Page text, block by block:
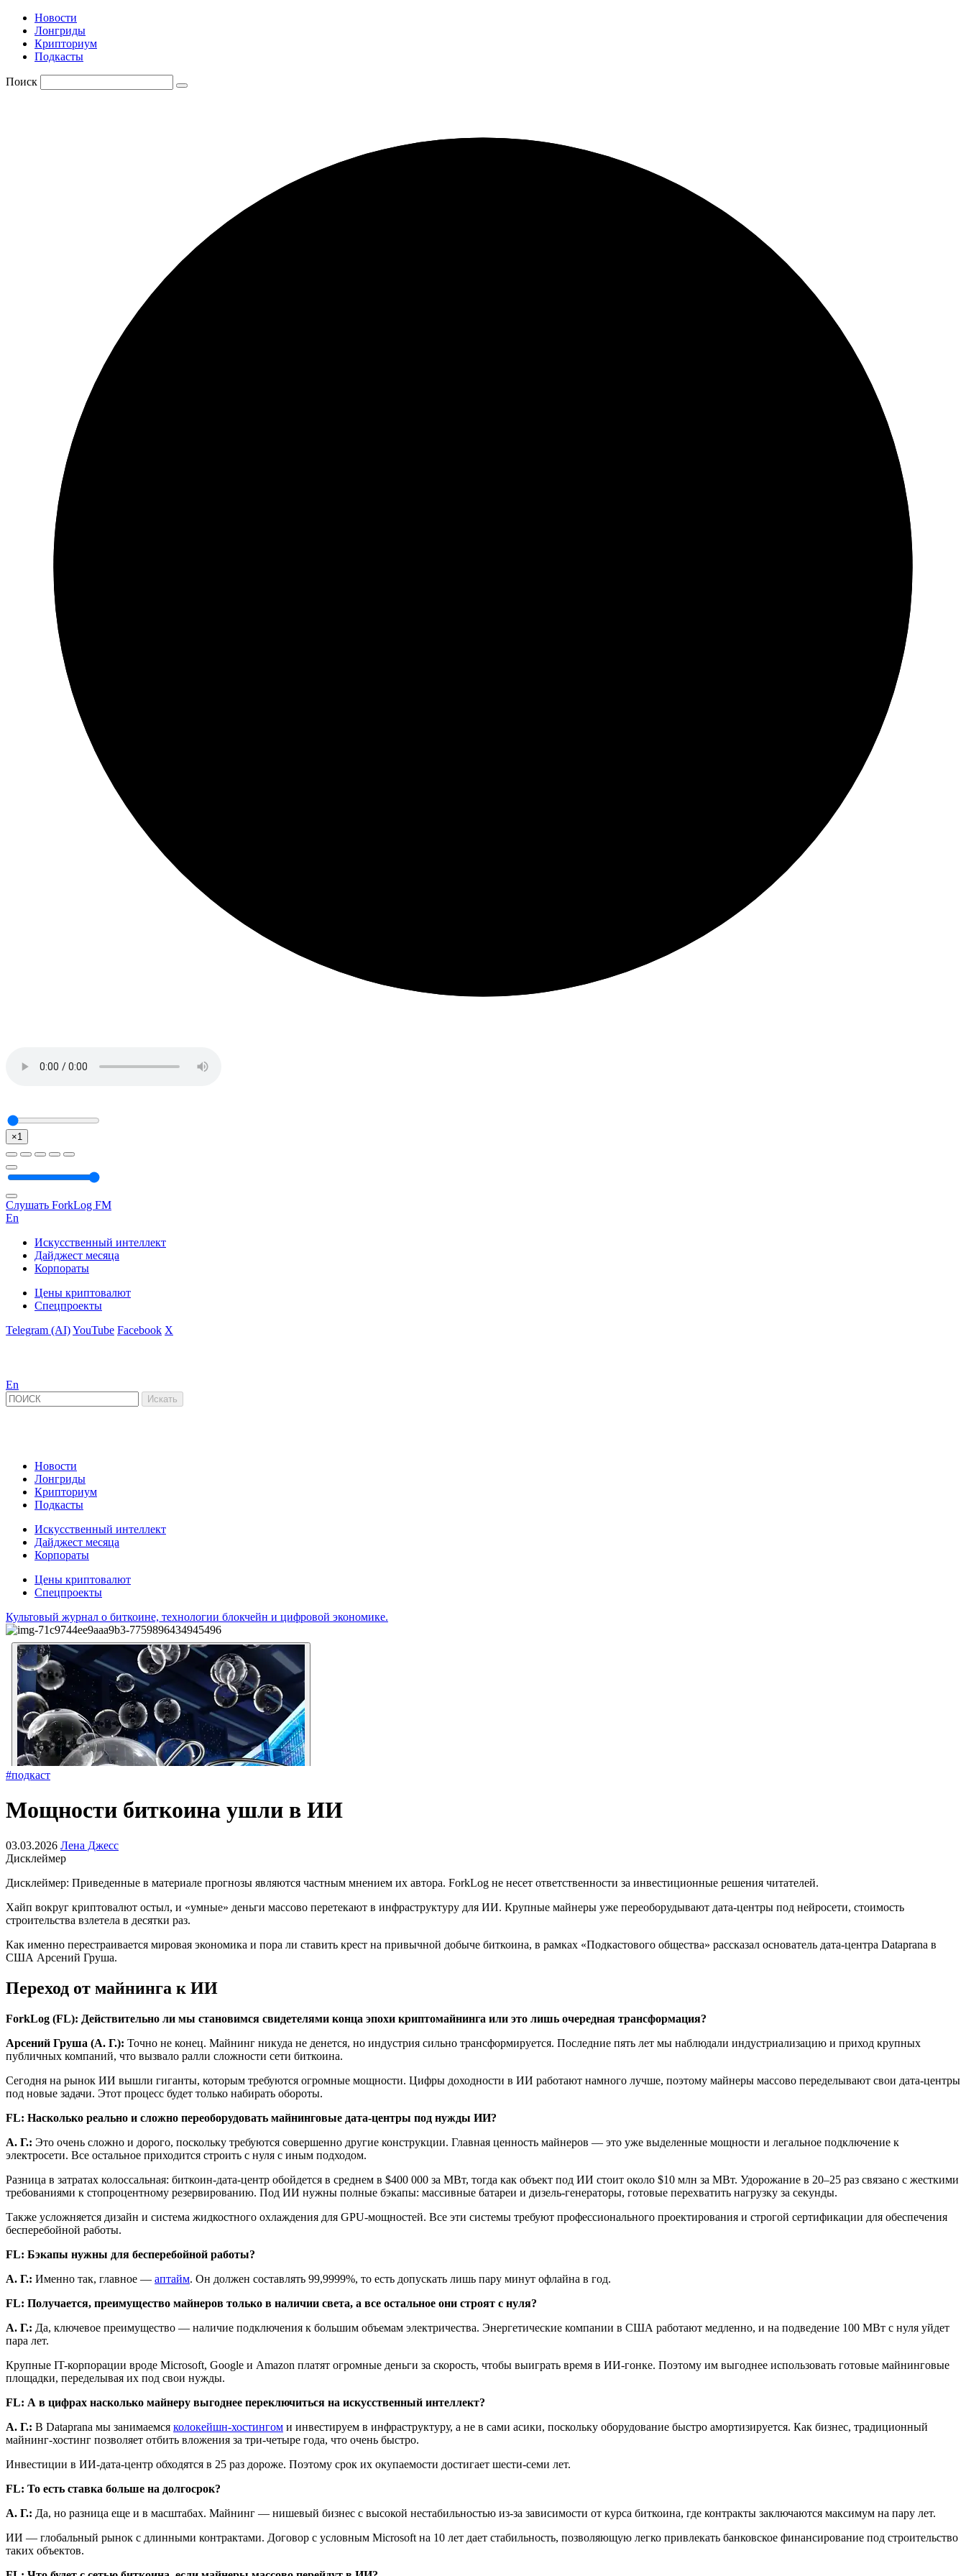
Новости
Лонгриды
Крипториум
Подкасты
Поиск
×1
Слушать ForkLog FM
En
Искусственный интеллект
Дайджест месяца
Корпораты
Цены криптовалют
Спецпроекты
Telegram (AI)YouTube Facebook X
En
Новости
Лонгриды
Крипториум
Подкасты
Искусственный интеллект
Дайджест месяца
Корпораты
Цены криптовалют
Спецпроекты
Культовый журнал о биткоине, технологии блокчейн и цифровой экономике.
#подкаст
Мощности биткоина ушли в ИИ
03.03.2026 Лена Джесс
Дисклеймер
Дисклеймер: Приведенные в материале прогнозы являются частным мнением их автора. ForkLog не несет ответственности за инвестиционные решения читателей.
Хайп вокруг криптовалют остыл, и «умные» деньги массово перетекают в инфраструктуру для ИИ. Крупные майнеры уже переоборудывают дата-центры под нейросети, стоимость
строительства взлетела в десятки раз.
Как именно перестраивается мировая экономика и пора ли ставить крест на привычной добыче биткоина, в рамках «Подкастового общества» рассказал основатель дата-центра Dataprana в
США Арсений Груша.
Переход от майнинга к ИИ
ForkLog (FL): Действительно ли мы становимся свидетелями конца эпохи криптомайнинга или это лишь очередная трансформация?
Арсений Груша (А. Г.): Точно не конец. Майнинг никуда не денется, но индустрия сильно трансформируется. Последние пять лет мы наблюдали индустриализацию и приход крупных
публичных компаний, что вызвало ралли сложности сети биткоина.
Сегодня на рынок ИИ вышли гиганты, которым требуются огромные мощности. Цифры доходности в ИИ работают намного лучше, поэтому майнеры массово переделывают свои дата-центры
под новые задачи. Этот процесс будет только набирать обороты.
FL: Насколько реально и сложно переоборудовать майнинговые дата-центры под нужды ИИ?
А. Г.: Это очень сложно и дорого, поскольку требуются совершенно другие конструкции. Главная ценность майнеров — это уже выделенные мощности и легальное подключение к
электросети. Все остальное приходится строить с нуля с иным подходом.
Разница в затратах колоссальная: биткоин-дата-центр обойдется в среднем в $400 000 за МВт, тогда как объект под ИИ стоит около $10 млн за МВт. Удорожание в 20–25 раз связано с жесткими
требованиями к стопроцентному резервированию. Под ИИ нужны полные бэкапы: массивные батареи и дизель-генераторы, готовые перехватить нагрузку за секунды.
Также усложняется дизайн и система жидкостного охлаждения для GPU-мощностей. Все эти системы требуют профессионального проектирования и строгой сертификации для обеспечения
бесперебойной работы.
FL: Бэкапы нужны для бесперебойной работы?
А. Г.: Именно так, главное — аптайм. Он должен составлять 99,9999%, то есть допускать лишь пару минут офлайна в год.
FL: Получается, преимущество майнеров только в наличии света, а все остальное они строят с нуля?
А. Г.: Да, ключевое преимущество — наличие подключения к большим объемам электричества. Энергетические компании в США работают медленно, и на подведение 100 МВт с нуля уйдет
пара лет.
Крупные IT-корпорации вроде Microsoft, Google и Amazon платят огромные деньги за скорость, чтобы выиграть время в ИИ-гонке. Поэтому им выгоднее использовать готовые майнинговые
площадки, переделывая их под свои нужды.
FL: А в цифрах насколько майнеру выгоднее переключиться на искусственный интеллект?
А. Г.: В Dataprana мы занимаемся колокейшн-хостингом и инвестируем в инфраструктуру, а не в сами асики, поскольку оборудование быстро амортизируется. Как бизнес, традиционный
майнинг-хостинг позволяет отбить вложения за три-четыре года, что очень быстро.
Инвестиции в ИИ-дата-центр обходятся в 25 раз дороже. Поэтому срок их окупаемости достигает шести-семи лет.
FL: То есть ставка больше на долгосрок?
А. Г.: Да, но разница еще и в масштабах. Майнинг — нишевый бизнес с высокой нестабильностью из-за зависимости от курса биткоина, где контракты заключаются максимум на пару лет.
ИИ — глобальный рынок с длинными контрактами. Договор с условным Microsoft на 10 лет дает стабильность, позволяющую легко привлекать банковское финансирование под строительство
таких объектов.